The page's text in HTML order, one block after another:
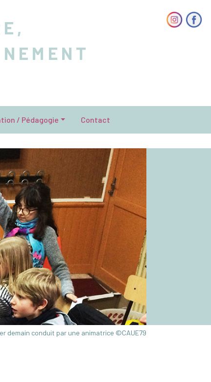
/ Pédagogie Contact
demain conduit par une animatrice ©CAUE79